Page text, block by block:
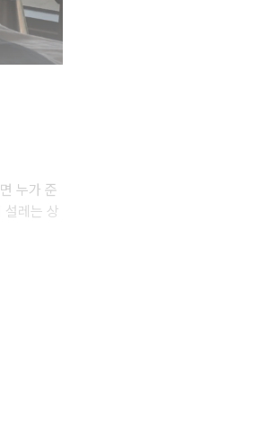
누가 준
설레는 상